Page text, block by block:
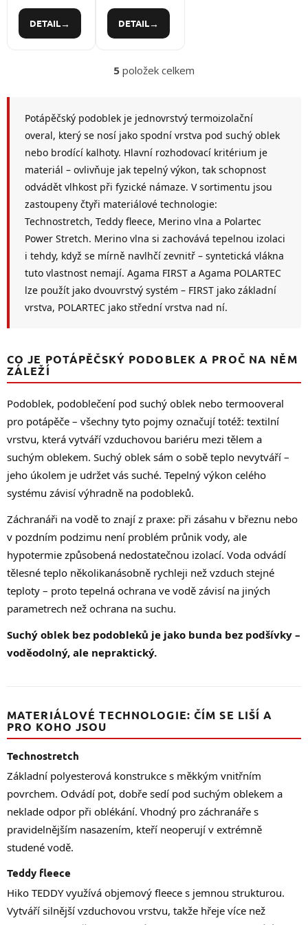
které
zaručuje
dokonalou
komfort i v
těch
nejnáročnějších
podmínkách.
DETAIL
podobleku,
které
zaručuje
pohyblivost
tepelný
komfort i v
těch
nejnáročnějších
podmínkách
DETAIL
O
á
a
c
í
p
r
v
k
y
v
ý
p
s
u
5 položek celkem
Potápěčský podoblek je jednovrstvý termoizolační
overal, který se nosí jako spodní vrstva pod suchý oblek
nebo brodící kalhoty. Hlavní rozhodovací kritérium je
materiál – ovlivňuje jak tepelný výkon, tak schopnost
odvádět vlhkost při fyzické námaze. V sortimentu jsou
zastoupeny čtyři materiálové technologie:
Technostretch, Teddy fleece, Merino vlna a Polartec
Power Stretch. Merino vlna si zachovává tepelnou izolaci
i tehdy, když se mírně navlhčí zevnitř – syntetická vlákna
tuto vlastnost nemají. Agama FIRST a Agama POLARTEC
lze použít jako dvouvrstvý systém – FIRST jako základní
vrstva, POLARTEC jako střední vrstva nad ní.
CO JE POTÁPĚČSKÝ PODOBLEK A PROČ NA NĚM
ZÁLEŽÍ
Podoblek, podoblečení pod suchý oblek nebo termooveral
pro potápěče – všechny tyto pojmy označují totéž: textilní
vrstvu, která vytváří vzduchovou bariéru mezi tělem a
suchým oblekem. Suchý oblek sám o sobě teplo nevytváří –
jeho úkolem je udržet vás suché. Tepelný výkon celého
systému závisí výhradně na podobleků.
Záchranáři na vodě to znají z praxe: při zásahu v březnu nebo
v pozdním podzimu není problém průnik vody, ale
hypotermie způsobená nedostatečnou izolací. Voda odvádí
tělesné teplo několikanásobně rychleji než vzduch stejné
teploty – proto tepelná ochrana ve vodě závisí na jiných
parametrech než ochrana na suchu.
Suchý oblek bez podobleků je jako bunda bez podšívky –
voděodolný, ale nepraktický.
MATERIÁLOVÉ TECHNOLOGIE: ČÍM SE LIŠÍ A
PRO KOHO JSOU
Technostretch
Základní polyesterová konstrukce s měkkým vnitřním
povrchem. Odvádí pot, dobře sedí pod suchým oblekem a
neklade odpor při oblékání. Vhodný pro záchranáře s
pravidelnějším nasazením, kteří neoperují v extrémně
studené vodě.
Teddy fleece
Hiko TEDDY využívá objemový fleece s jemnou strukturou.
Vytváří silnější vzduchovou vrstvu, takže hřeje více než